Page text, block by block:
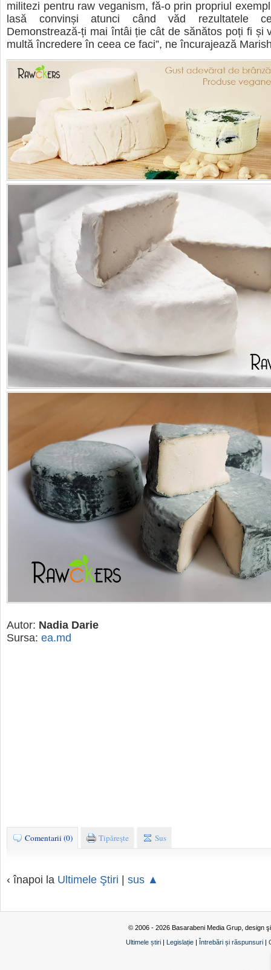
militezi pentru raw veganism, fă-o prin propriul
lasă convinși atunci când văd rezultatele
Demonstrează-ți mai întâi ție cât de sănătos poți fi și
multă încredere în ceea ce faci”, ne încurajează
Autor: Nadia Darie
Sursa: ea.md
Comentarii (0) Tipăreşte Sus
‹ înapoi la Ultimele Ştiri | sus ▲
© 2006 - 2026 Basarabeni Media Grup, design
Ultimele știri | Legislație | Întrebări și răspunsuri |